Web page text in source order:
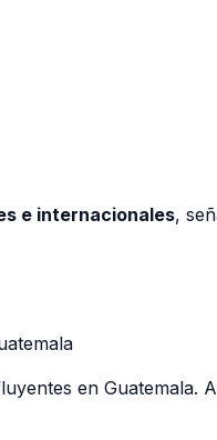
e internacionales,
en Guatemala.